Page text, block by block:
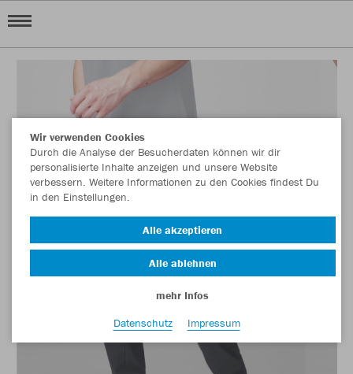
Wir verwenden Cookies
Durch die Analyse der Besucherdaten können wir dir
personalisierte Inhalte anzeigen und unsere Website
verbessern. Weitere Informationen zu den Cookies findest Du
in den Einstellungen.
Alle akzeptieren
Alle ablehnen
mehr Infos
Datenschutz
Impressum